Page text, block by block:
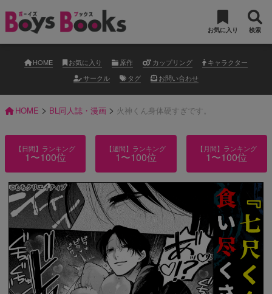
お気に入り 検索
HOME お気に入り 原作 カップリング
キャラクター
サークル
タグ お問い合わせ
HOME > BL同人誌・漫画 > 火神くん身体硬すぎです。
【日間】ランキング
1〜100位
【週間】ランキング
1〜100位
【月間】ランキング
1〜100位